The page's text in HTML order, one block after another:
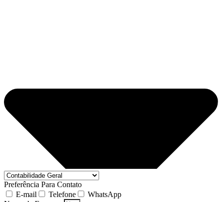
Preferência Para Contato
E-mail
Telefone
WhatsApp